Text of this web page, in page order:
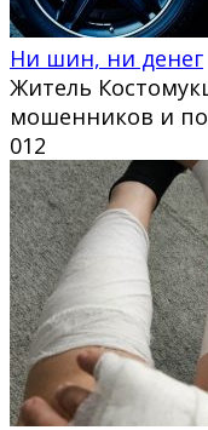
Ни шин, ни денег
Житель
мошенников и
012